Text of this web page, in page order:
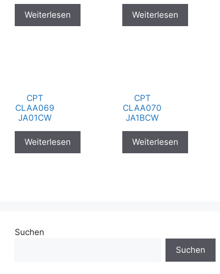
Weiterlesen Weiterlesen
CPT
CLAA069
JA01CW
Weiterlesen
CPT
CLAA070
JA1BCW
Weiterlesen
Suchen
Suchen